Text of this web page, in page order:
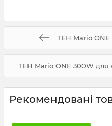
ТЕН Mario ONE
ТЕН Mario ONE 300W для
Рекомендовані